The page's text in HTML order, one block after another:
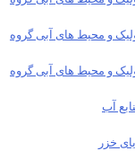
و محیط های آبی گروه
و محیط های آبی گروه
آب
خزر